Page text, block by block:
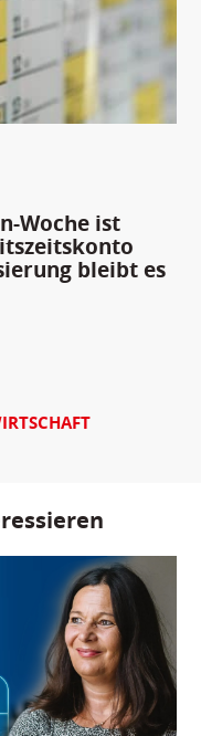
Woche ist
bleibt es